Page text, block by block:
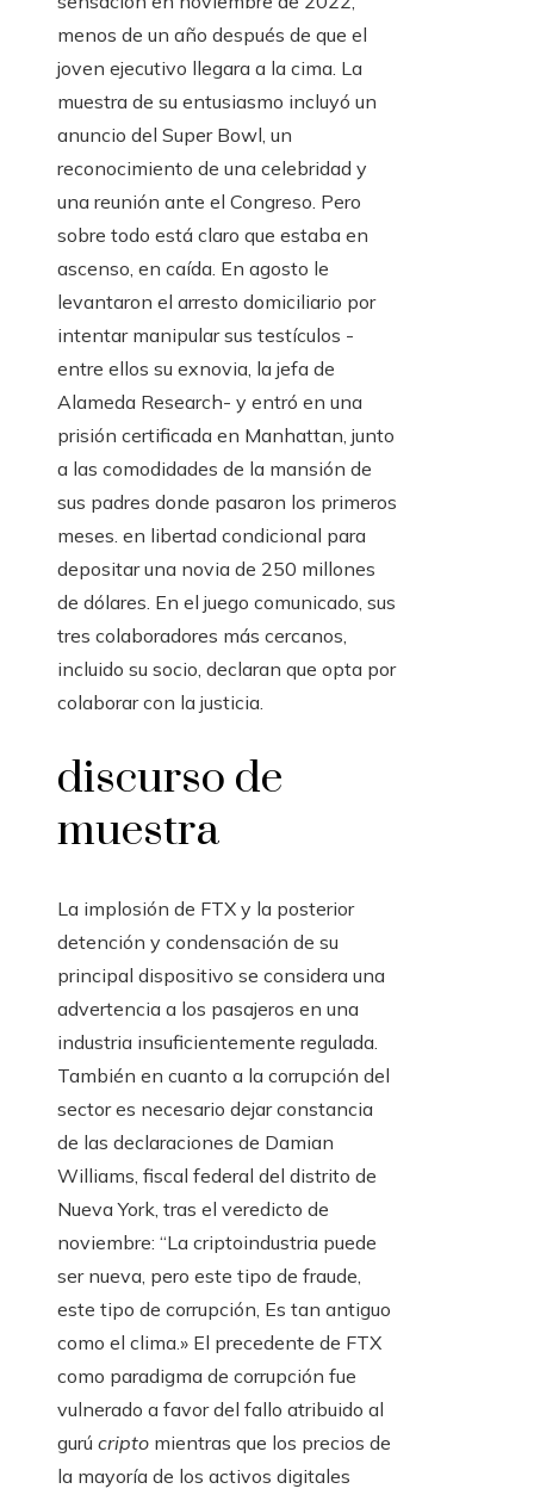
menos de un año después de que el
joven ejecutivo llegara a la cima. La
muestra de su entusiasmo incluyó un
anuncio del Super Bowl, un
reconocimiento de una celebridad y
una reunión ante el Congreso. Pero
sobre todo está claro que estaba en
ascenso, en caída. En agosto le
levantaron el arresto domiciliario por
intentar manipular sus testículos -
entre ellos su exnovia, la jefa de
Alameda Research- y entró en una
prisión certificada en Manhattan, junto
a las comodidades de la mansión de
sus padres donde pasaron los primeros
meses. en libertad condicional para
depositar una novia de 250 millones
de dólares. En el juego comunicado, sus
tres colaboradores más cercanos,
incluido su socio, declaran que opta por
colaborar con la justicia.
discurso de
muestra
La implosión de FTX y la posterior
detención y condensación de su
principal dispositivo se considera una
advertencia a los pasajeros en una
industria insuficientemente regulada.
También en cuanto a la corrupción del
sector es necesario dejar constancia
de las declaraciones de Damian
Williams, fiscal federal del distrito de
Nueva York, tras el veredicto de
noviembre: “La criptoindustria puede
ser nueva, pero este tipo de fraude,
este tipo de corrupción, Es tan antiguo
como el clima.» El precedente de FTX
como paradigma de corrupción fue
vulnerado a favor del fallo atribuido al
gurú cripto mientras que los precios de
la mayoría de los activos digitales